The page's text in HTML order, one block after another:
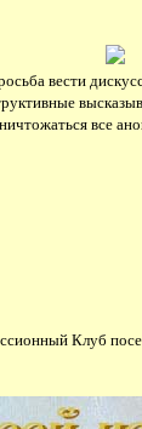
вести
все
Клуб